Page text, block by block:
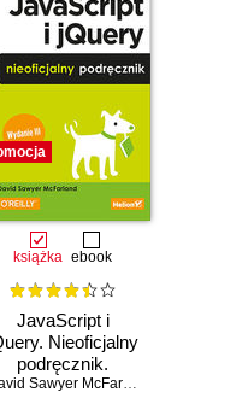
książka ebook
JavaScript i
Nieoficjalny
podręcznik.
Wydanie III
David Sawyer McFarland